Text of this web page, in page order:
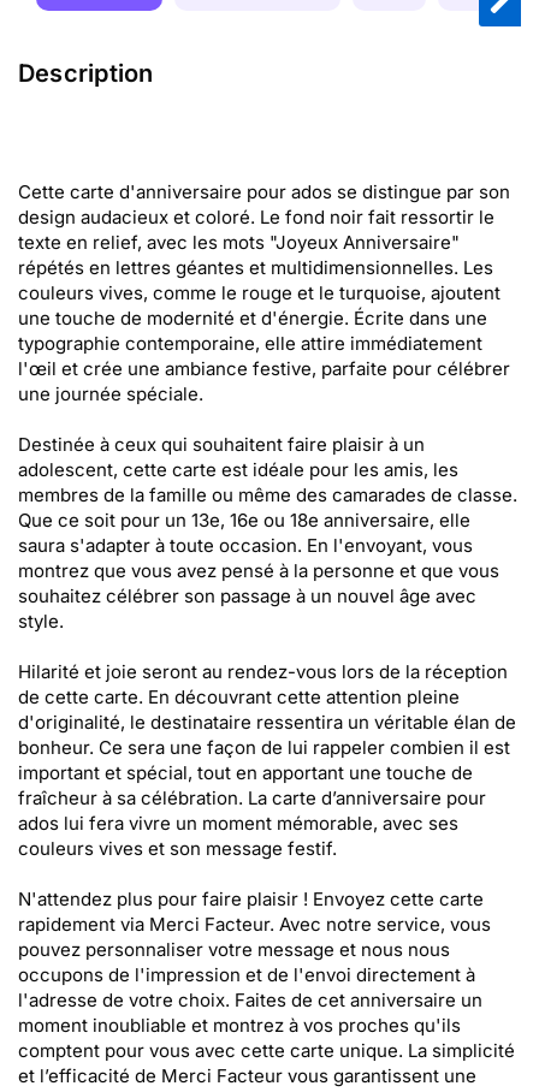
Description
Cette carte d'anniversaire pour ados se distingue par son
design audacieux et coloré. Le fond noir fait ressortir le
texte en relief, avec les mots "Joyeux Anniversaire"
répétés en lettres géantes et multidimensionnelles. Les
couleurs vives, comme le rouge et le turquoise, ajoutent
une touche de modernité et d'énergie. Écrite dans une
typographie contemporaine, elle attire immédiatement
l'œil et crée une ambiance festive, parfaite pour célébrer
une journée spéciale.
Destinée à ceux qui souhaitent faire plaisir à un
adolescent, cette carte est idéale pour les amis, les
membres de la famille ou même des camarades de classe.
Que ce soit pour un 13e, 16e ou 18e anniversaire, elle
saura s'adapter à toute occasion. En l'envoyant, vous
montrez que vous avez pensé à la personne et que vous
souhaitez célébrer son passage à un nouvel âge avec
style.
Hilarité et joie seront au rendez-vous lors de la réception
de cette carte. En découvrant cette attention pleine
d'originalité, le destinataire ressentira un véritable élan de
bonheur. Ce sera une façon de lui rappeler combien il est
important et spécial, tout en apportant une touche de
fraîcheur à sa célébration. La carte d’anniversaire pour
ados lui fera vivre un moment mémorable, avec ses
couleurs vives et son message festif.
N'attendez plus pour faire plaisir ! Envoyez cette carte
rapidement via Merci Facteur. Avec notre service, vous
pouvez personnaliser votre message et nous nous
occupons de l'impression et de l'envoi directement à
l'adresse de votre choix. Faites de cet anniversaire un
moment inoubliable et montrez à vos proches qu'ils
comptent pour vous avec cette carte unique. La simplicité
et l’efficacité de Merci Facteur vous garantissent une